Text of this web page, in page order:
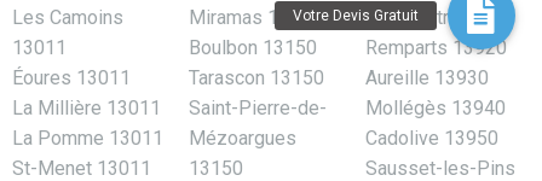
Les Camoins
13011
Éoures 13011
La Millière 13011
La Pomme 13011
St-Menet 13011
Miramas 13140
Boulbon 13150
Tarascon 13150
Saint-Pierre-de-
Mézoargues
13150
Saint-Mitre-les-
Remparts 13920
Aureille 13930
Mollégès 13940
Cadolive 13950
Sausset-les-Pins